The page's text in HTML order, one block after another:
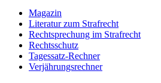
Magazin
Literatur zum Strafrecht
Rechtsprechung im Strafrecht
Rechtsschutz
Tagessatz-Rechner
Verjährungsrechner